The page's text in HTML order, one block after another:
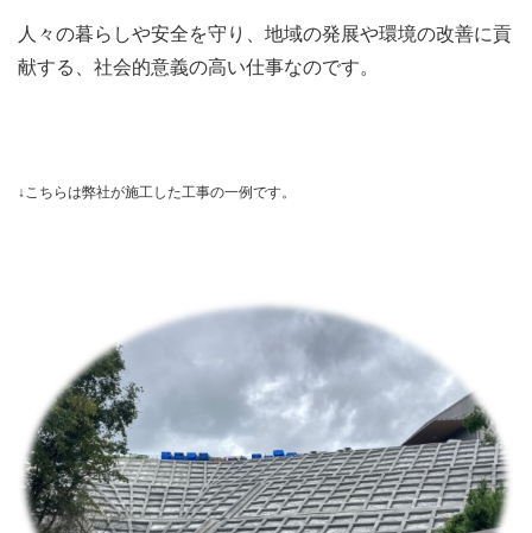
人々の暮らしや安全を守り、地域の発展や環境の改善に貢
献する、社会的意義の高い仕事なのです。
↓こちらは弊社が施工した工事の一例です。